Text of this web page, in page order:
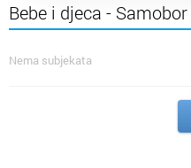
Bebe i djeca - Samobor
Nema subjekata